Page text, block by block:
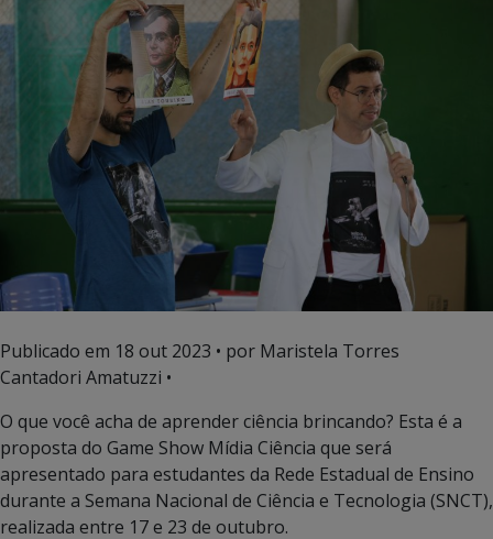
Publicado em 18 out 2023 • por Maristela Torres
Cantadori Amatuzzi •
O que você acha de aprender ciência brincando? Esta é a
proposta do Game Show Mídia Ciência que será
apresentado para estudantes da Rede Estadual de Ensino
durante a Semana Nacional de Ciência e Tecnologia (SNCT),
realizada entre 17 e 23 de outubro.